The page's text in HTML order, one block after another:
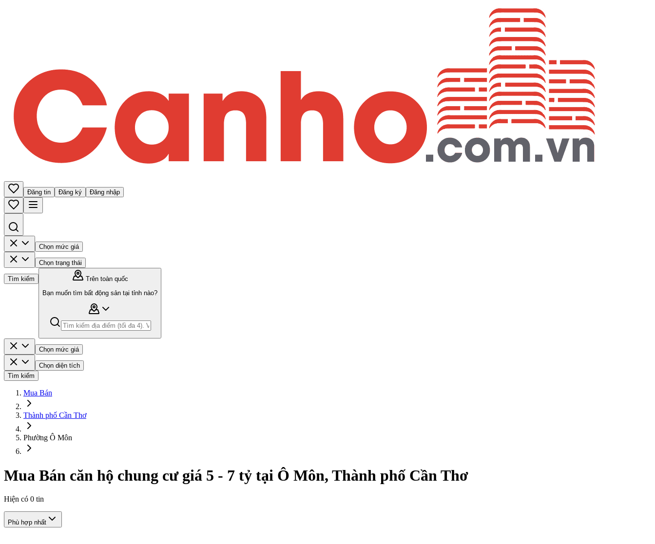
Đăng tin Đăng ký Đăng nhập
Chọn mức giá
Chọn trạng thái
Tìm kiếm
Trên toàn quốc
Bạn muốn tìm bất động sản tại tỉnh nào?
Chọn mức giá
Chọn diện tích
Tìm kiếm
Mua Bán
Thành phố Cần Thơ
Phường Ô Môn
Mua Bán căn hộ chung cư giá 5 - 7 tỷ tại Ô Môn, Thành phố Cần Thơ
Hiện có 0 tin
Phù hợp nhất